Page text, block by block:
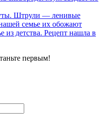
Штрули — ленивые
семье их обожают
детства. Рецепт нашла в
первым!